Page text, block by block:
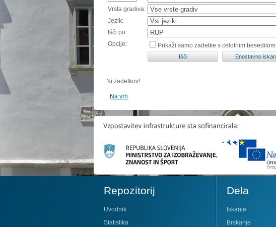
Vrsta gradiva:
Jezik:
Išči po:
Opcije:
Prikaži samo zadetke s celotnim besedilom
Ni zadetkov!
Na vrh
Repozitorij
Uvodnik
Statistika
Dela
Iskanje
Brskanje